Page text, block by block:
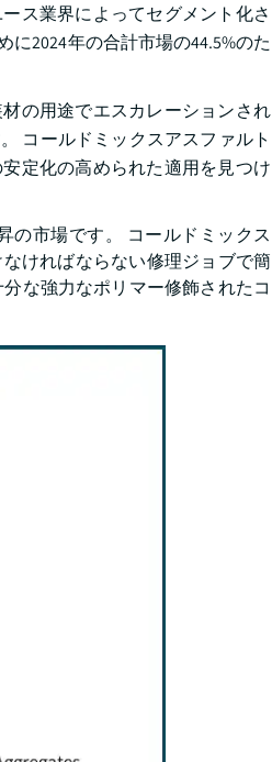
ス業界によってセグメント化さ
2024年の合計市場の44.5%のた
の用途でエスカレーションされ
コールドミックスアスファルト
定化の高められた適用を見つけ
の市場です。 コールドミックス
ければならない修理ジョブで簡
な強力なポリマー修飾されたコ